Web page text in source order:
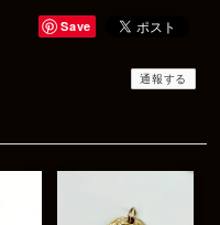
Save
通報する